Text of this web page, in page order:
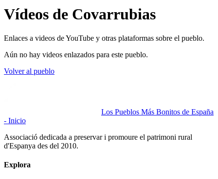
Vídeos de Covarrubias
Enlaces a videos de YouTube y otras plataformas sobre el pueblo.
Aún no hay videos enlazados para este pueblo.
Volver al pueblo
Los Pueblos Más Bonitos de España
- Inicio
Associació dedicada a preservar i promoure el patrimoni rural
d'Espanya des del 2010.
Explora